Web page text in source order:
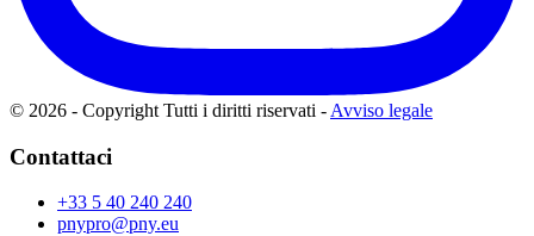
© 2026 - Copyright Tutti i diritti riservati - Avviso legale
Contattaci
+33 5 40 240 240
pnypro@pny.eu